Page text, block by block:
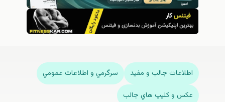
جالب و مفيد
سرگرمي و اطلاعات عمومي
و كليپ هاي جالب